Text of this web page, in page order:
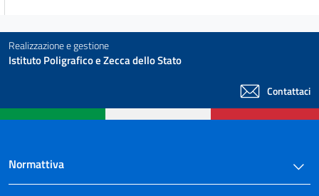
Realizzazione e gestione
Istituto Poligrafico e Zecca dello Stato
Contattaci
Normattiva